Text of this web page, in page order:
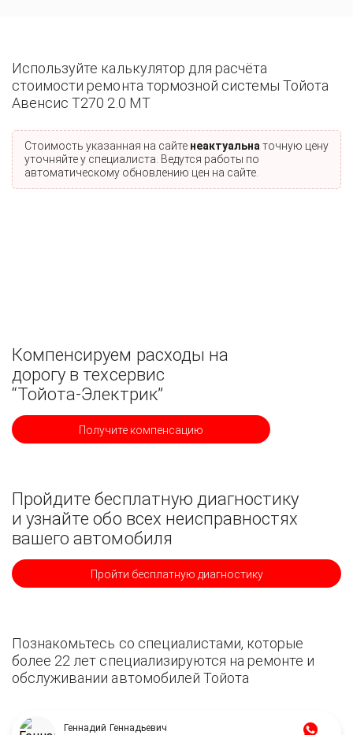
Используйте калькулятор для расчёта
стоимости ремонта тормозной системы Тойота
Авенсис T270 2.0 MT
Стоимость указанная на сайте неактуальна точную цену
уточняйте у специалиста. Ведутся работы по
автоматическому обновлению цен на сайте.
Компенсируем расходы на
дорогу в техсервис
“Тойота-Электрик”
Получите компенсацию
Пройдите бесплатную диагностику
и узнайте обо всех неисправностях
вашего автомобиля
Пройти бесплатную диагностику
Познакомьтесь со специалистами, которые
более 22 лет специализируются на ремонте и
обслуживании автомобилей Тойота
Геннадий Геннадьевич